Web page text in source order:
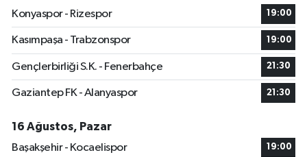
Konyaspor - Rizespor
19:00
Kasımpaşa - Trabzonspor 19:00
Gençlerbirliği S.K. - Fenerbahçe 21:30
Gaziantep FK - Alanyaspor 21:30
16 Ağustos, Pazar
Başakşehir - Kocaelispor
19:00